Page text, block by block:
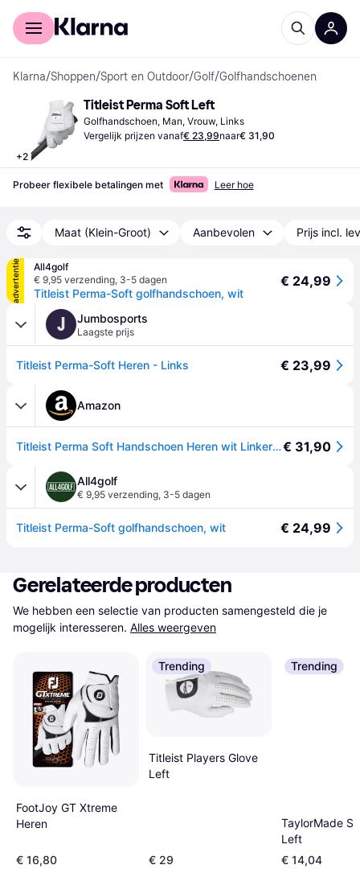
Voor shoppers
Klarna/Shoppen/Sport en Outdoor/Golf/Golfhandschoenen
+2
Titleist Perma Soft Left
Golfhandschoen, Man, Vrouw, Links
Vergelijk prijzen vanaf€ 23,99naar€ 31,90
Probeer flexibele betalingen met Leer hoe
Maat (Klein-Groot) Aanbevolen Prijs incl.
advertentie
All4golf
€ 9,95 verzending, 3-5 dagen
Titleist Perma-Soft golfhandschoen, wit
€ 24,99
J Jumbosports
Laagste prijs
Titleist Perma-Soft Heren - Links € 23,99
Amazon
Titleist Perma Soft Handschoen Heren wit Linker Hand L€ 31,90
All4golf
€ 9,95 verzending, 3-5 dagen
Titleist Perma-Soft golfhandschoen, wit € 24,99
Gerelateerde producten
We hebben een selectie van producten samengesteld die je
mogelijk interesseren. Alles weergeven
FootJoy GT Xtreme
Heren
€ 16,80
Trending
Titleist Players Glove
Left
€ 29
Trending
TaylorMade
Left
€ 14,04